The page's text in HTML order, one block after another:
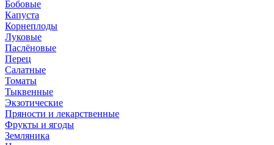
Бобовые
Капуста
Корнеплоды
Луковые
Паслёновые
Перец
Салатные
Томаты
Тыквенные
Экзотические
Пряности и лекарственные
Фрукты и ягоды
Земляника